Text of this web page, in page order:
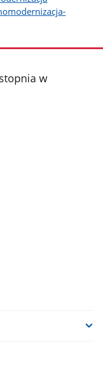
w